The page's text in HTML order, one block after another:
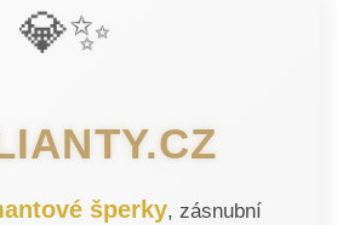
💎✨
šperky, zásnubní